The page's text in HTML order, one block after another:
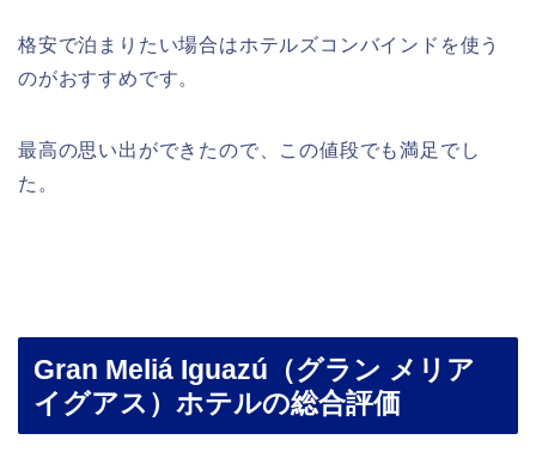
格安で泊まりたい場合はホテルズコンバインドを使う
のがおすすめです。
最高の思い出ができたので、この値段でも満足でし
た。
Gran Meliá Iguazú（グラン メリア
イグアス）ホテルの総合評価